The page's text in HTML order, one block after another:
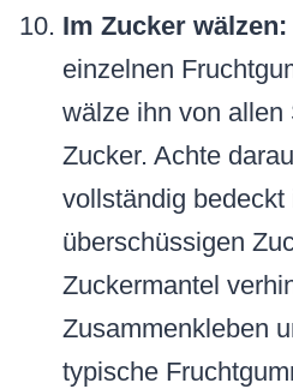
Im Zucker wälzen:
einzelnen
wälze ihn von allen
Zucker. Achte
vollständig bedeckt
überschüssigen
Zuckermantel
Zusammenkleben
typische